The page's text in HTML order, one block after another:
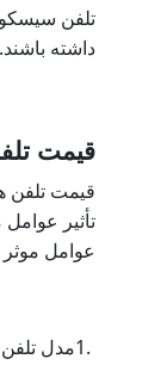
تلفن سیسکو
داشته باشند.
قیمت
قیمت تلفن‌
تأثیر
عوامل
1.مدل